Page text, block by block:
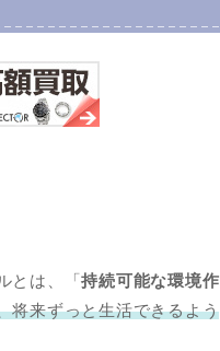
とは、「持続可能な環境作
将来ずっと生活できるよう